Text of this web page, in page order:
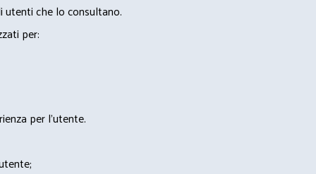
che lo consultano.
per:
per l'utente.